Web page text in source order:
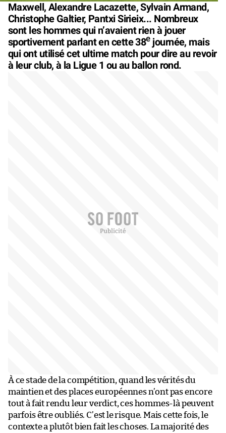
Maxwell, Alexandre Lacazette, Sylvain Armand,
Christophe Galtier, Pantxi Sirieix... Nombreux
sont les hommes qui n’avaient rien à jouer
sportivement parlant en cette 38ejournée, mais
qui ont utilisé cet ultime match pour dire au revoir
à leur club, à la Ligue 1 ou au ballon rond.
À ce stade de la compétition, quand les vérités du
maintien et des places européennes n’ont pas encore
tout à fait rendu leur verdict, ces hommes-là peuvent
parfois être oubliés. C’est le risque. Mais cette fois, le
contexte a plutôt bien fait les choses. La majorité des